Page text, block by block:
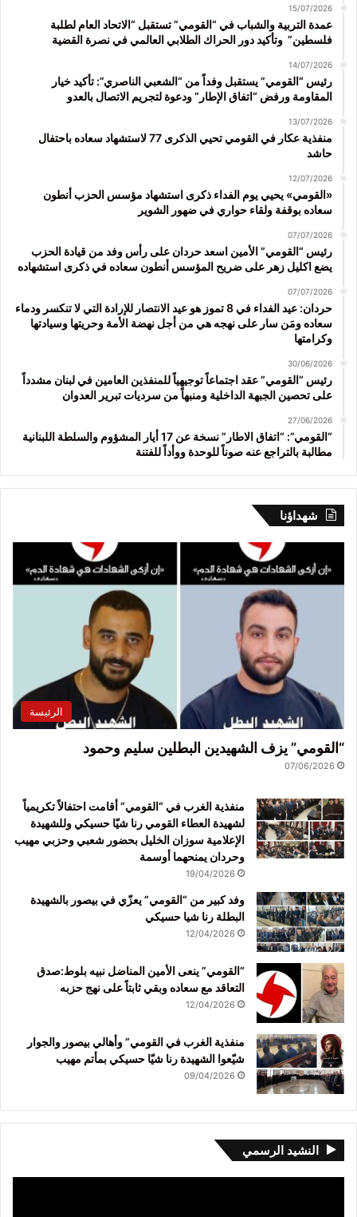
15/07/2026
عمدة التربية والشباب في “القومي” تستقبل “الاتحاد العام لطلبة
فلسطين” وتأكيد دور الحراك الطلابي العالمي في نصرة القضية
14/07/2026
رئيس “القومي” يستقبل وفداً من “الشعبي الناصري”: تأكيد خيار
المقاومة ورفض “اتفاق الإطار” ودعوة لتجريم الاتصال بالعدو
13/07/2026
منفذية عكار في القومي تحيي الذكرى 77 لاستشهاد سعاده باحتفال
حاشد
12/07/2026
«القومي» يحيي يوم الفداء ذكرى استشهاد مؤسس الحزب أنطون
سعاده بوقفة ولقاء حواري في ضهور الشوير
07/07/2026
رئيس “القومي” الأمين اسعد حردان على رأس وفد من قيادة الحزب
يضع اكليل زهر على ضريح المؤسس أنطون سعاده في ذكرى استشهاده
07/07/2026
حردان: عيد الفداء في 8 تموز هو عيد الانتصار للإرادة التي لا تنكسر ودماء
سعاده ومَن سار على نهجه هي من أجل نهضة الأمة وحريتها وسيادتها
وكرامتها
30/06/2026
رئيس “القومي” عقد اجتماعاً توجيهياً للمنفذين العامين في لبنان مشدداً
على تحصين الجبهة الداخلية ومنبهاً من سرديات تبرير العدوان
27/06/2026
“القومي”: “اتفاق الاطار” نسخة عن 17 أيار المشؤوم والسلطة اللبنانية
مطالبة بالتراجع عنه صوناً للوحدة ووأداً للفتنة
شهداؤنا
الرئيسة
“القومي” يزف الشهيدين البطلين سليم وحمود
07/06/2026
منفذية الغرب في “القومي” أقامت احتفالاً تكريمياً
لشهيدة العطاء القومي رنا شيّا حسيكي وللشهيدة
الإعلامية سوزان الخليل بحضور شعبي وحزبي مهيب
وحردان يمنحهما أوسمة
19/04/2026
وفد كبير من “القومي” يعزّي في بيصور بالشهيدة
البطلة رنا شيا حسيكي
12/04/2026
“القومي” ينعى الأمين المناضل نبيه بلوط:صدق
التعاقد مع سعاده وبقي ثابتاً على نهج حزبه
12/04/2026
منفذية الغرب في القومي” وأهالي بيصور والجوار
شيّعوا الشهيدة رنا شيّا حسيكي بمأتم مهيب
09/04/2026
النشيد الرسمي